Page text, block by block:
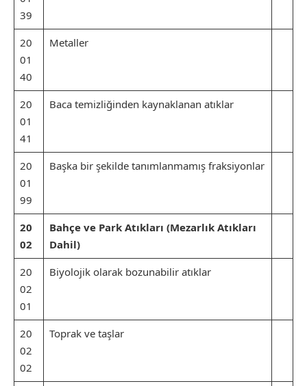
39
20
01
40
Metaller
20
01
41
Baca temizliğinden kaynaklanan atıklar
20
01
99
Başka bir şekilde tanımlanmamış fraksiyonlar
20
02
Bahçe ve Park Atıkları (Mezarlık Atıkları
Dahil)
20
02
01
Biyolojik olarak bozunabilir atıklar
20
02
02
Toprak ve taşlar